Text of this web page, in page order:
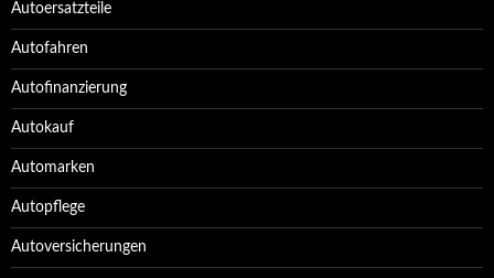
Autoersatzteile
Autofahren
Autofinanzierung
Autokauf
Automarken
Autopflege
Autoversicherungen